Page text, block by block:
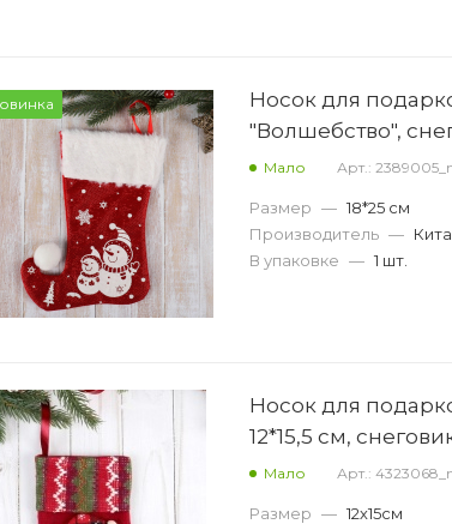
Носок для
"Волшебство",
Мало Арт.:
Размер — 18*25 см
Производитель —
В упаковке — 1 шт.
Носок для
12*15,5 см,
Мало Арт.:
Размер — 12х15см